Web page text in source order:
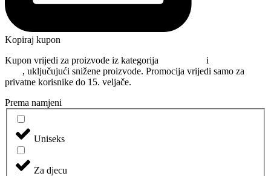
Kopiraj kupon
Kupon vrijedi za proizvode iz kategorija
i
, uključujući snižene proizvode. Promocija vrijedi samo za
privatne korisnike do 15. veljače.
Prema namjeni
Uniseks
Za djecu